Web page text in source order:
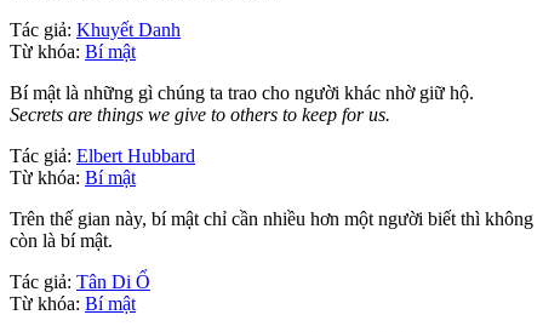
Tác giả: Khuyết Danh
Từ khóa: Bí mật
Bí mật là những gì chúng ta trao cho người khác nhờ giữ hộ.
Secrets are things we give to others to keep for us.
Tác giả: Elbert Hubbard
Từ khóa: Bí mật
Trên thế gian này, bí mật chỉ cần nhiều hơn một người biết thì không
còn là bí mật.
Tác giả: Tân Di Ổ
Từ khóa: Bí mật